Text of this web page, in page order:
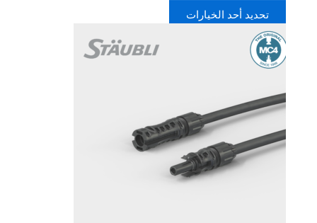
تحديد أحد الخيارات
هناك
العديد
من
المختلفة
لهذا
المنتج.
يمكن